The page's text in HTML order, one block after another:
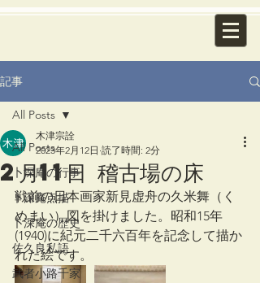
記事
All Posts
卜深庵の行事
卜深庵点描
卜深庵の歴史
佐久良私語
武者小路千家
All Posts
2月11日 稽古場の床
木津宗詮
2023年2月12日 読了時間: 2分
戦前の日本画家新見虚舟の久米舞（く
めまい）図を掛けました。昭和15年
(1940)に紀元二千六百年を記念して描か
れた絵です。